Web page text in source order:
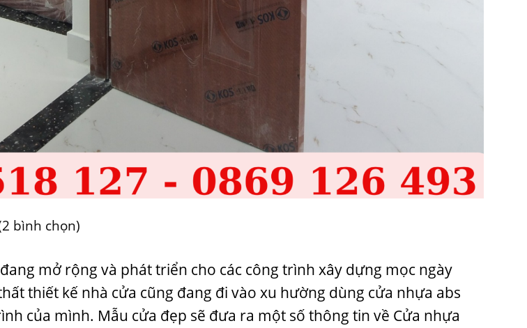
bình chọn)
mở rộng và phát triển cho các công trình xây dựng mọc ngày
thiết kế nhà cửa cũng đang đi vào xu hường dùng cửa nhựa abs
của mình. Mẫu cửa đẹp sẽ đưa ra một số thông tin về Cửa nhựa